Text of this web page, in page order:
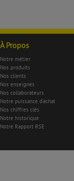
À Propos
Notre métier
Nos produits
Nos clients
Nos enseignes
Nos collaborateurs
Notre puissance d'achat
Nos chiffres clés
Notre historique
Notre Rapport RSE